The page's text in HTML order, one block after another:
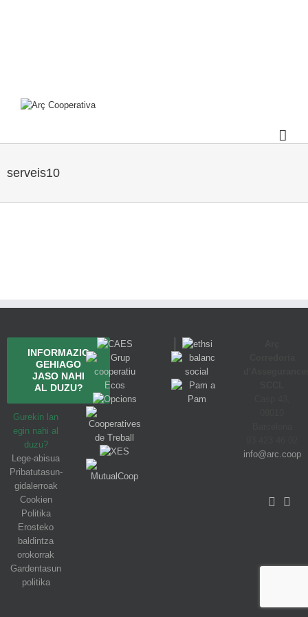
serveis10
INFORMAZIO
GEHIAGO
JASO NAHI
AL DUZU?
Gurekin lan
egin nahi al
duzu?
Lege-abisua
Pribatutasun-
gidalerroak
Cookien
Politika
Erosteko
baldintza
orokorrak
Gardentasun
politika
info@arc.coop